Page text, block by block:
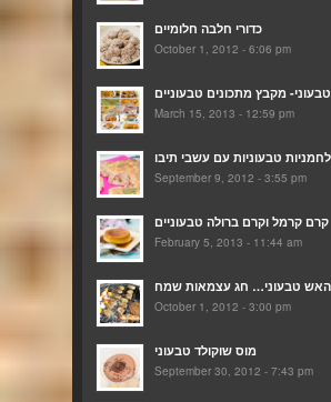
כדורי חלבה חלומיים
October 1, 2012 - 6:06 pm
March 15, 2013 - 12:59 pm
September 9, 2012 - 3:55 pm
קרם קרמל וקרם ברולה טבעוניים
February 5, 2013 - 11:44 am
October 1, 2012 - 3:00 pm
מוס שוקולד טבעוני
September 30, 2012 - 7:43 pm